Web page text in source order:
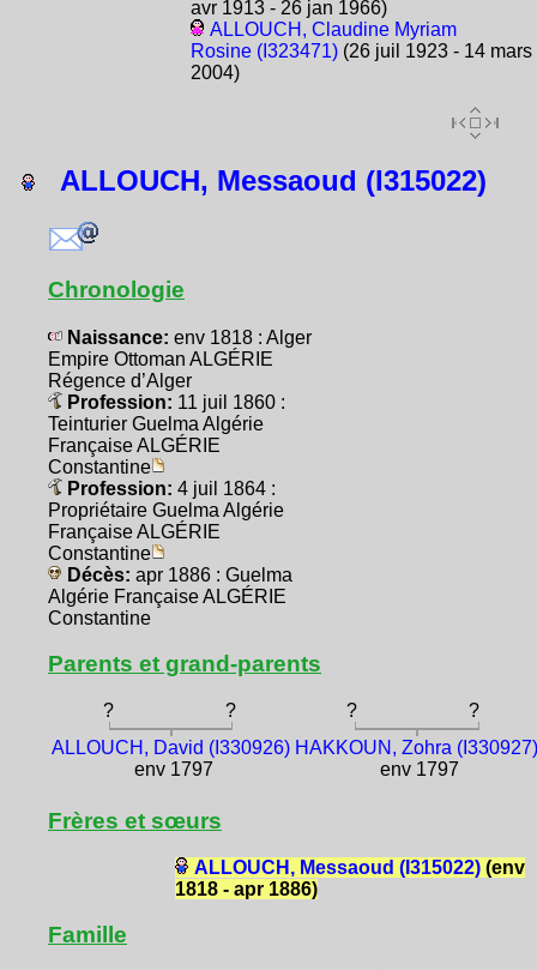
avr 1913 - 26 jan 1966)
ALLOUCH, Claudine Myriam
Rosine (I323471)(26 juil 1923 - 14 mars
2004)
ALLOUCH, Messaoud (I315022)
Chronologie
Naissance: env 1818 : Alger
Empire Ottoman ALGÉRIE
Régence d’Alger
Profession: 11 juil 1860 :
Teinturier Guelma Algérie
Française ALGÉRIE
Constantine
Profession: 4 juil 1864 :
Propriétaire Guelma Algérie
Française ALGÉRIE
Constantine
Décès: apr 1886 : Guelma
Algérie Française ALGÉRIE
Constantine
Parents et grand-parents
? ? ?
?
ALLOUCH, David (I330926)
env 1797
HAKKOUN, Zohra
env 1797
Frères et sœurs
ALLOUCH, Messaoud (I315022)(env
1818 - apr 1886)
Famille